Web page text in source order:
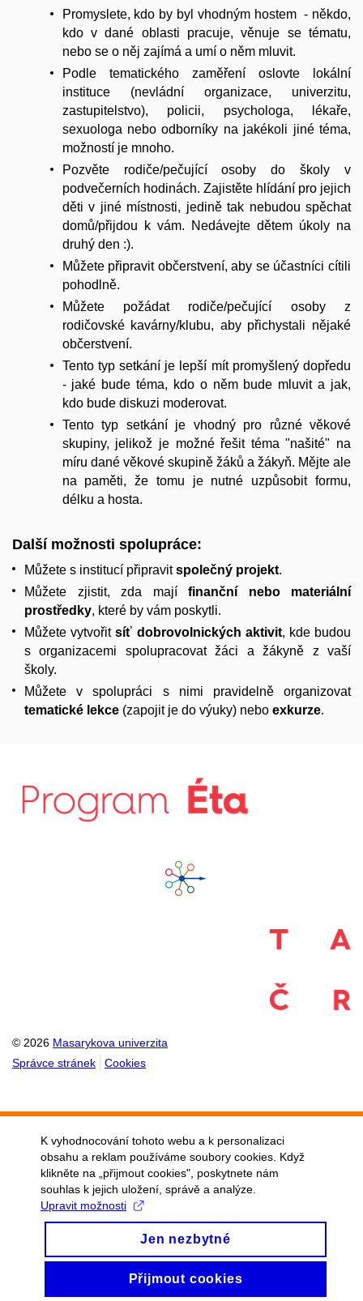
Promyslete, kdo by byl vhodným hostem - někdo,
kdo v dané oblasti pracuje, věnuje se tématu,
nebo se o něj zajímá a umí o něm mluvit.
Podle tematického zaměření oslovte lokální
instituce (nevládní organizace, univerzitu,
zastupitelstvo), policii, psychologa, lékaře,
sexuologa nebo odborníky na jakékoli jiné téma,
možností je mnoho.
Pozvěte rodiče/pečující osoby do školy v
podvečerních hodinách. Zajistěte hlídání pro jejich
děti v jiné místnosti, jedině tak nebudou spěchat
domů/přijdou k vám. Nedávejte dětem úkoly na
druhý den :).
Můžete připravit občerstvení, aby se účastníci cítili
pohodlně.
Můžete požádat rodiče/pečující osoby z
rodičovské kavárny/klubu, aby přichystali nějaké
občerstvení.
Tento typ setkání je lepší mít promyšlený dopředu
- jaké bude téma, kdo o něm bude mluvit a jak,
kdo bude diskuzi moderovat.
Tento typ setkání je vhodný pro různé věkové
skupiny, jelikož je možné řešit téma "našité" na
míru dané věkové skupině žáků a žákyň. Mějte ale
na paměti, že tomu je nutné uzpůsobit formu,
délku a hosta.
Další možnosti spolupráce:
Můžete s institucí připravitspolečný projekt.
Můžete zjistit, zda mají finanční nebo materiální
prostředky, které by vám poskytli.
Můžete vytvořitsíť dobrovolnických aktivit, kde budou
s organizacemi spolupracovat žáci a žákyně z vaší
školy.
Můžete v spolupráci s nimi pravidelně organizovat
tematické lekce (zapojit je do výuky) nebo exkurze.
© 2026 Masarykova univerzita
Správce stránek
Cookies
K vyhodnocování tohoto webu a k personalizaci
obsahu a reklam používáme soubory cookies. Když
klikněte na „přijmout cookies", poskytnete nám
souhlas k jejich uložení, správě a analýze.
Upravit možnosti
Jen nezbytné
Přijmout cookies